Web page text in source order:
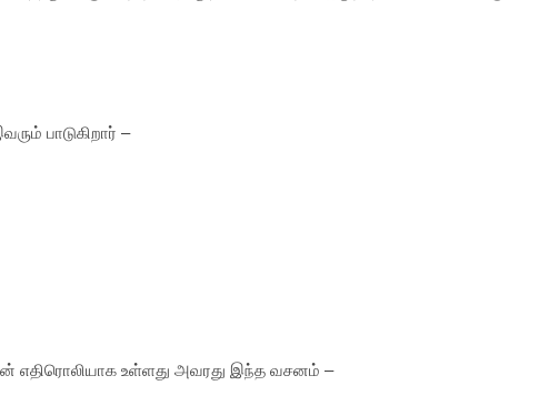
பாடுகிறார் –
எதிரொலியாக உள்ளது அவரது இந்த வசனம் –